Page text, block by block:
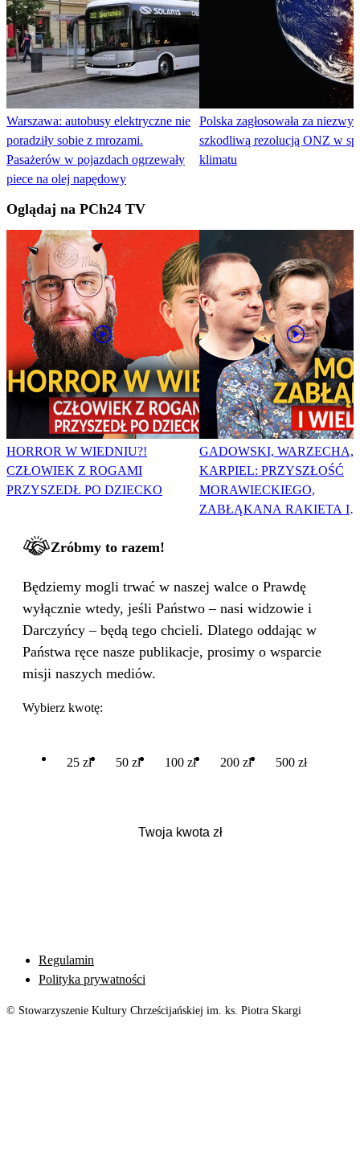
Warszawa: autobusy elektryczne nie
poradziły sobie z mrozami.
Pasażerów w pojazdach ogrzewały
piece na olej napędowy
Polska zagłosowała za
szkodliwą rezolucją ONZ w
klimatu
Oglądaj na PCh24 TV
HORROR W WIEDNIU?!
CZŁOWIEK Z ROGAMI
PRZYSZEDŁ PO DZIECKO
GADOWSKI, WARZECHA,
KARPIEL: PRZYSZŁOŚĆ
MORAWIECKIEGO,
ZABŁĄKANA RAKIETA I
Zróbmy to razem!
Będziemy mogli trwać w naszej walce o Prawdę
wyłącznie wtedy, jeśli Państwo – nasi widzowie i
Darczyńcy – będą tego chcieli. Dlatego oddając w
Państwa ręce nasze publikacje, prosimy o wsparcie
misji naszych mediów.
Wybierz kwotę:
25 zł 50 zł 100 zł 200 zł 500 zł
Regulamin
Polityka prywatności
© Stowarzyszenie Kultury Chrześcijańskiej im. ks. Piotra Skargi